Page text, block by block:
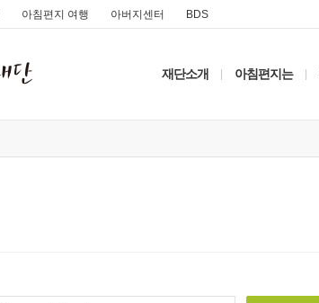
아침편지 여행 아버지센터 BDS
재단소개 아침편지는